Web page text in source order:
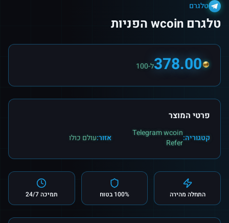
טלגרם
טלגרם wcoin הפניות
378.00ל-100
פרטי המוצר
קטגוריה:Telegram wcoin
Refer
אזור:עולם כולו
התחלה מהירה 100% בטוח תמיכה 24/7